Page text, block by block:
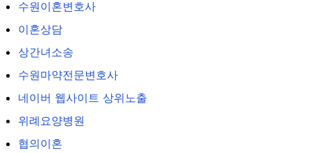
수원이혼변호사
이혼상담
상간녀소송
수원마약전문변호사
네이버 웹사이트 상위노출
위례요양병원
협의이혼